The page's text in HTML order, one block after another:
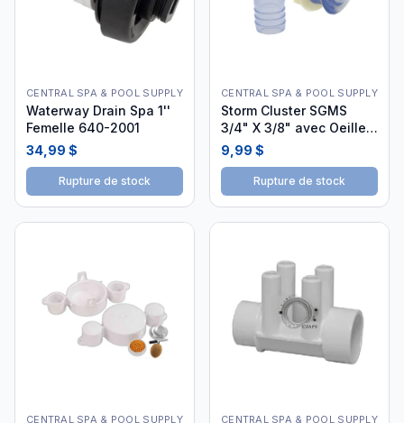
CENTRAL SPA & POOL SUPPLY
Waterway Drain Spa 1''
Femelle 640-2001
34,99 $
Rupture de stock
CENTRAL SPA & POOL SUPPLY
Storm Cluster SGMS
3/4" X 3/8" avec Oeillet
- 228-2408
9,99 $
Rupture de stock
CENTRAL SPA & POOL SUPPLY CENTRAL SPA & POOL SUPPLY